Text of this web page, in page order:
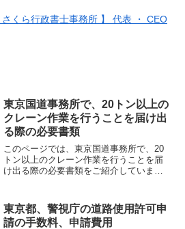
くら行政書士事務所 】 代表 ・ CEO
東京国道事務所で、20トン以上の
クレーン作業を行うことを届け出
る際の必要書類
このページでは、東京国道事務所で、20
トン以上のクレーン作業を行うことを届
け出る際の必要書類をご紹介していま
は、所轄警察署への道路使用許可に先立
って東京国道事務所への届出...
東京都、警視庁の道路使用許可申
請の手数料、申請費用